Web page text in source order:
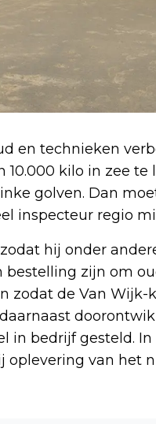
en technieken
kilo in zee te
golven. Dan
inspecteur regio
hij onder
zijn om
zodat de Van Wijk-
in bedrijf gesteld.
van het